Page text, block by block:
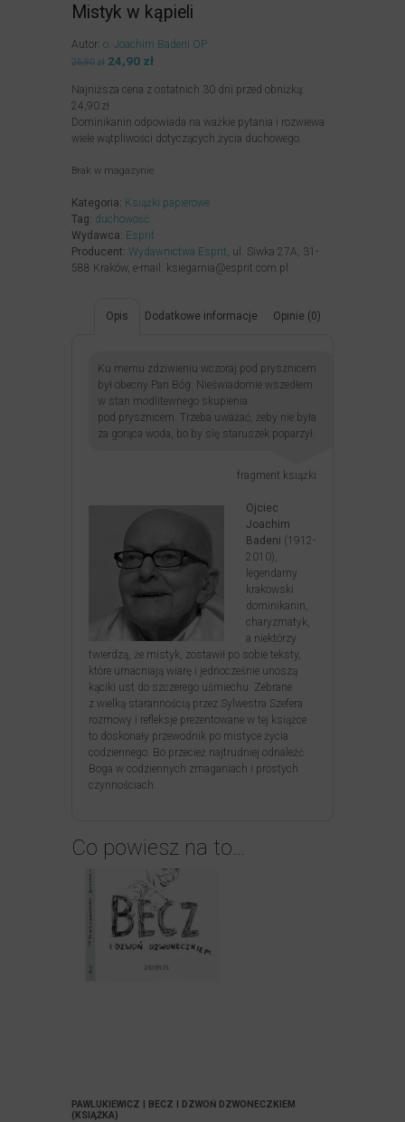
Mistyk w kąpieli
Autor: o. Joachim Badeni OP
26,90zł Pierwotna
wynosiła:
26,90zł.
24,90 złAktualna
wynosi:
Najniższa cena z ostatnich 30 dni przed obniżką:
24,90 zł
Dominikanin odpowiada na ważkie pytania i rozwiewa
wiele wątpliwości dotyczących życia duchowego.
Brak w magazynie
Kategoria: Książki papierowe
Tag: duchowość
Wydawca: Esprit
Producent: Wydawnictwa Esprit , ul. Siwka 27A, 31-
588 Kraków, e-mail: ksiegarnia@esprit.com.pl
Opis Dodatkowe informacje Opinie (0)
Ku memu zdziwieniu wczoraj pod prysznicem
był obecny Pan Bóg. Nieświadomie wszedłem
w stan modlitewnego skupienia
pod prysznicem. Trzeba uważać, żeby nie była
za gorąca woda, bo by się staruszek poparzył.
fragment książki
Ojciec
Joachim
Badeni (1912-
2010),
legendarny
krakowski
dominikanin,
charyzmatyk,
a niektórzy
twierdzą, że mistyk, zostawił po sobie teksty,
które umacniają wiarę i jednocześnie unoszą
kąciki ust do szczerego uśmiechu. Zebrane
z wielką starannością przez Sylwestra Szefera
rozmowy i refleksje prezentowane w tej książce
to doskonały przewodnik po mistyce życia
codziennego. Bo przecież najtrudniej odnaleźć
Boga w codziennych zmaganiach i prostych
czynnościach.
Co powiesz na to…
PAWLUKIEWICZ | BECZ I DZWOŃ DZWONECZKIEM
(KSIĄŻKA)